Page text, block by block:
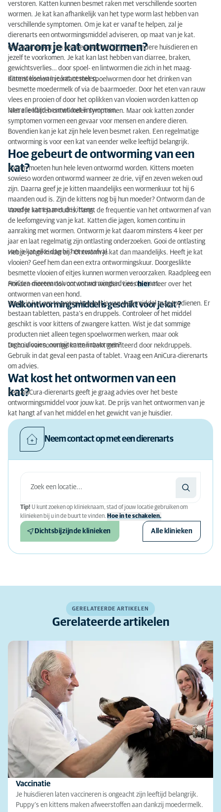
Waarom je kat ontwormen?
Hoe gebeurt de ontworming van een kat?
Wat kost het ontwormen van een kat?
verstoren. Katten kunnen besmet raken met verschillende soorten
wormen. Je kat kan afhankelijk van het type worm last hebben van
verschillende symptomen. Om je kat er vanaf te helpen, zal je
dierenarts een ontwormingsmiddel adviseren, op maat van je kat.
Waarom je kat ontwormen?
Ontworm je kat om een besmetting bij je kat, andere huisdieren en
jezelf te voorkomen. Je kat kan last hebben van diarree, braken,
gewichtsverlies… door spoel- en lintwormen die zich in het maag-
darmstelsel van je kat nestelen.
Kittens komen in contact met spoelwormen door het drinken van
besmette moedermelk of via de baarmoeder. Door het eten van rauw
vlees en prooien of door het oplikken van vlooien worden katten op
latere leeftijd besmet met lintwormen.
Niet alle katten ontwikkelen symptomen. Maar ook katten zonder
symptomen vormen een gevaar voor mensen en andere dieren.
Bovendien kan je kat zijn hele leven besmet raken. Een regelmatige
ontworming is voor een kat van eender welke leeftijd belangrijk.
Hoe gebeurt de ontworming van een
kat?
Katten moeten hun hele leven ontwormd worden. Kittens moeten
sowieso worden ontwormd wanneer ze drie, vijf en zeven weken oud
zijn. Daarna geef je je kitten maandelijks een wormenkuur tot hij 6
maanden oud is. Zijn de kittens nog bij hun moeder? Ontworm dan de
moeder samen met de kittens.
Vanaf je kat 1 jaar oud is, hangt de frequentie van het ontwormen af van
de leefomgeving van je kat. Katten die jagen, komen continu in
aanraking met wormen. Ontworm je kat daarom minstens 4 keer per
jaar en laat regelmatig zijn ontlasting onderzoeken. Gooi de ontlasting
van je kat elke dag bij het restafval.
Heb je jonge kinderen? Ontworm je kat dan maandelijks. Heeft je kat
vlooien? Geef hem dan een extra ontwormingskuur. Doorgeslikte
besmette vlooien of eitjes kunnen wormen veroorzaken. Raadpleeg een
AniCura-dierenarts voor ontwormingsadvies op maat.
Honden moeten ook ontwormd worden. Leeshiermeer over het
ontwormen van een hond .
Welk ontwormingsmiddel is geschikt voor je kat ?
Weeg je kat om te weten hoeveel je van welk middel mag toedienen. Er
bestaan tabletten, pasta’s en druppels. Controleer of het middel
geschikt is voor kittens of zwangere katten. Wist je dat sommige
producten niet alleen tegen spoelwormen werken, maar ook
tegen vlooien, oormijten en lintwormen?
De huid van sommige katten raakt geïrriteerd door nekdruppels.
Gebruik in dat geval een pasta of tablet. Vraag een AniCura-dierenarts
om advies.
Wat kost het ontwormen van een
kat?
Een AniCura-dierenarts geeft je graag advies over het beste
ontwormingsmiddel voor jouw kat. De prijs van het ontwormen van je
kat hangt af van het middel en het gewicht van je huisdier.
Neem contact op met een dierenarts
Tip! U kunt zoeken op klinieknaam, stad of jouw locatie gebruiken om
klinieken bij u in de buurt te vinden. Hoe in te schakelen.
Dichtsbijzijnde klinieken Alle klinieken
GERELATEERDE ARTIKELEN
Gerelateerde artikelen
Vaccinatie
Je huisdieren laten vaccineren is ongeacht zijn leeftijd belangrijk.
Puppy’s en kittens maken afweerstoffen aan dankzij moedermelk.